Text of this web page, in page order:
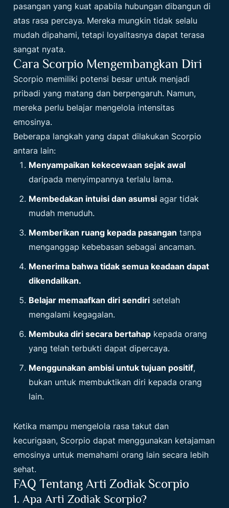
pasangan yang kuat apabila hubungan dibangun di
atas rasa percaya. Mereka mungkin tidak selalu
mudah dipahami, tetapi loyalitasnya dapat terasa
sangat nyata.
Cara Scorpio Mengembangkan Diri
Scorpio memiliki potensi besar untuk menjadi
pribadi yang matang dan berpengaruh. Namun,
mereka perlu belajar mengelola intensitas
emosinya.
Beberapa langkah yang dapat dilakukan Scorpio
antara lain:
Menyampaikan kekecewaan sejak awal
daripada menyimpannya terlalu lama.
Membedakan intuisi dan asumsi agar tidak
mudah menuduh.
Memberikan ruang kepada pasangan tanpa
menganggap kebebasan sebagai ancaman.
Menerima bahwa tidak semua keadaan dapat
dikendalikan.
Belajar memaafkan diri sendiri setelah
mengalami kegagalan.
Membuka diri secara bertahap kepada orang
yang telah terbukti dapat dipercaya.
Menggunakan ambisi untuk tujuan positif,
bukan untuk membuktikan diri kepada orang
lain.
Ketika mampu mengelola rasa takut dan
kecurigaan, Scorpio dapat menggunakan ketajaman
emosinya untuk memahami orang lain secara lebih
sehat.
FAQ Tentang Arti Zodiak Scorpio
1. Apa Arti Zodiak Scorpio?